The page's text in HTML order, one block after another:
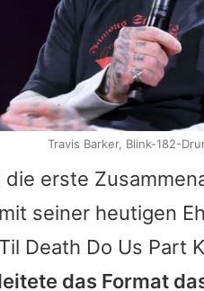
erste
seiner heutigen
Death Do Us Part
das Format
Travis Barker, Blink-182-